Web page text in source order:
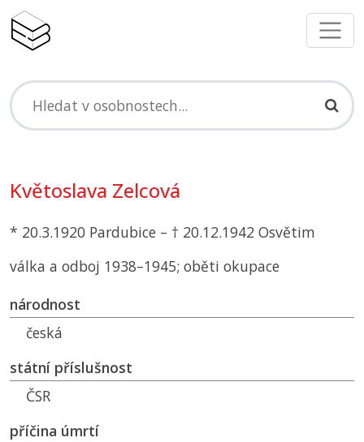
Květoslava Zelcová
* 20.3.1920 Pardubice – † 20.12.1942 Osvětim
válka a odboj 1938–1945; oběti okupace
národnost
česká
státní příslušnost
ČSR
příčina úmrtí